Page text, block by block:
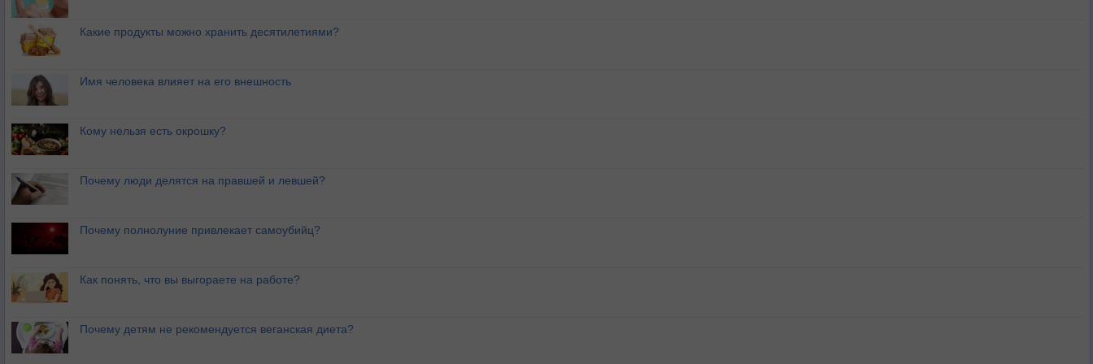
Какие продукты можно хранить десятилетиями?
Имя человека влияет на его внешность
Кому нельзя есть окрошку?
Почему люди делятся на правшей и левшей?
Почему полнолуние привлекает самоубийц?
Как понять, что вы выгораете на работе?
Почему детям не рекомендуется веганская диета?